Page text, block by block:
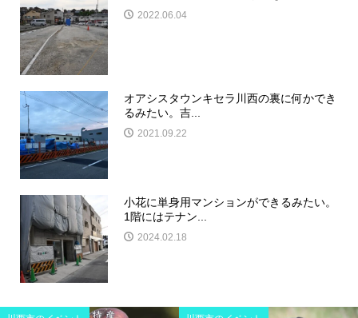
2022.06.04
オアシスタウンキセラ川西の裏に何かでき
るみたい。吉...
2021.09.22
小花に単身用マンションができるみたい。
1階にはテナン...
2024.02.18